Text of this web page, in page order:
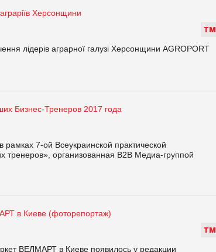
ТМ
Херсонщини
лідерів аграрної галузі Херсонщини AGROPORT
Бизнес-Тренеров 2017 года
7-ой Всеукраинской практической
тренеров», организованная B2B Медиа-группой
ТМ
в Киеве (фоторепортаж)
ВЕЛМАРТ в Киеве появилось у редакции